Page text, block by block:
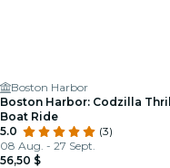
Boston Harbor
Boston Harbor: Codzilla Thrill
Boat Ride
5.0
(3)
08 Aug. - 27 Sept.
56,50 $